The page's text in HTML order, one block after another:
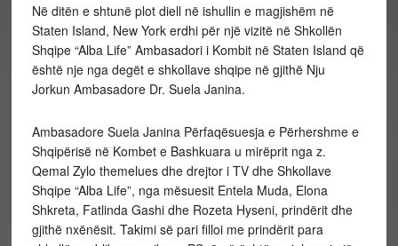
Në ditën e shtunë plot diell në ishullin e magjishëm në
Staten Island, New York erdhi për një vizitë në Shkollën
Shqipe “Alba Life” Ambasadori i Kombit në Staten Island që
është nje nga degët e shkollave shqipe në gjithë Nju
Jorkun Ambasadore Dr. Suela Janina.
Ambasadore Suela Janina Përfaqësuesja e Përhershme e
Shqipërisë në Kombet e Bashkuara u mirëprit nga z.
Qemal Zylo themelues dhe drejtor i TV dhe Shkollave
Shqipe “Alba Life”, nga mësuesit Entela Muda, Elona
Shkreta, Fatlinda Gashi dhe Rozeta Hyseni, prindërit dhe
gjithë nxënësit. Takimi së pari filloi me prindërit para